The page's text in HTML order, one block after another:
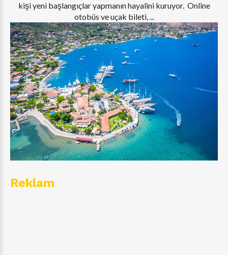
kişi yeni başlangıçlar yapmanın hayalini kuruyor. Online
otobüs ve uçak bileti, ...
Reklam